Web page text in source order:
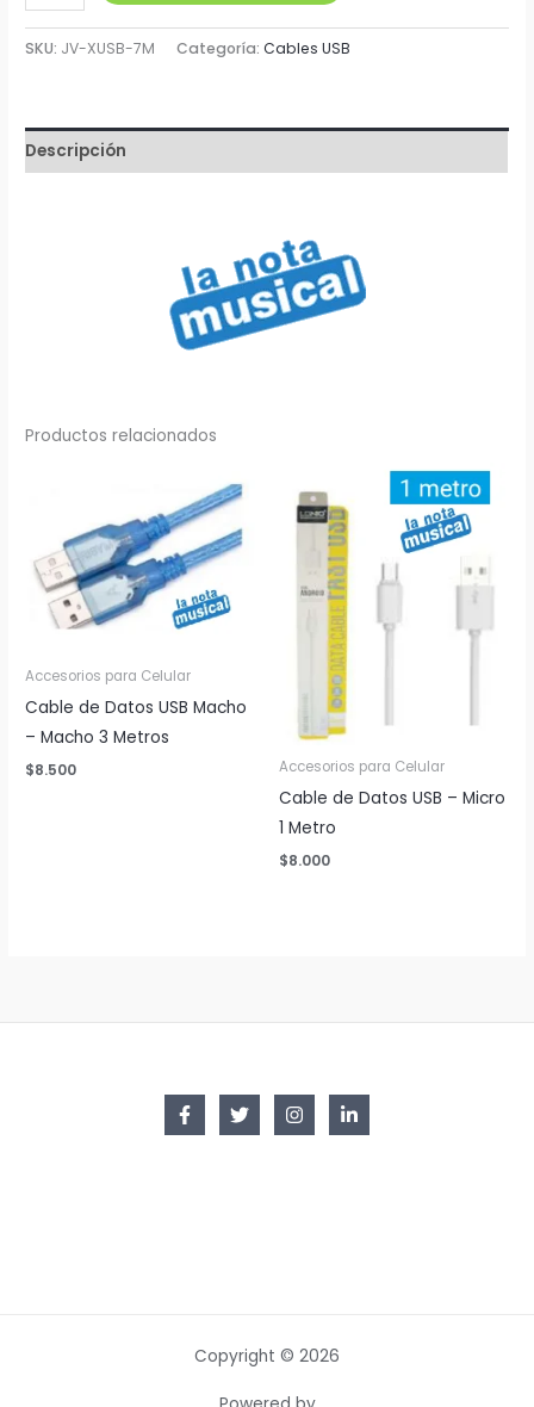
USB
Macho
7
Metros
SKU: JV-XUSB-7M Categoría:Cables USB
Descripción
Productos relacionados
Accesorios para Celular
Cable de Datos USB Macho
– Macho 3 Metros
$8.500 Accesorios para Celular
Cable de Datos USB – Micro
1 Metro
$8.000
Copyright © 2026